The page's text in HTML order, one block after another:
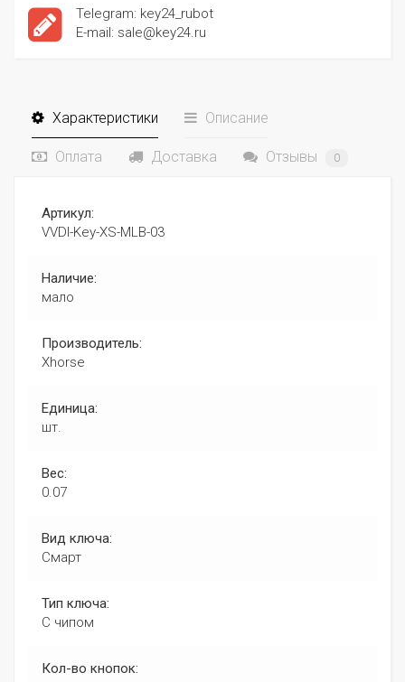
Telegram: key24_rubot
E-mail: sale@key24.ru
Характеристики Описание
Оплата Доставка Отзывы 0
Артикул:
VVDI-Key-XS-MLB-03
Наличие:
мало
Производитель:
Xhorse
Единица:
шт.
Вес:
0.07
Вид ключа:
Смарт
Тип ключа:
С чипом
Кол-во кнопок: